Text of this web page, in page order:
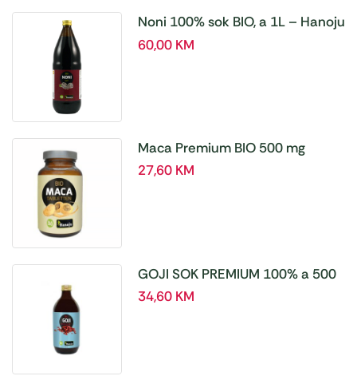
Noni 100% sok BIO, a 1L – Hanoju
60,00 KM
Maca Premium BIO 500 mg
tablete, a180 tbl – Hanoju
27,60 KM
GOJI SOK PREMIUM 100% a 500
ml
34,60 KM